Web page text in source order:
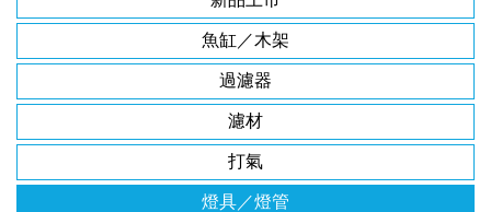
魚缸／木架
過濾器
濾材
打氣
燈具／燈管